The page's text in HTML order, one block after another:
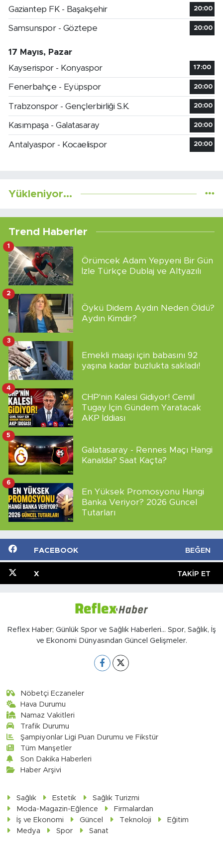
Gaziantep FK - Başakşehir 20:00
Samsunspor - Göztepe 20:00
17 Mayıs, Pazar
Kayserispor - Konyaspor
17:00
Fenerbahçe - Eyüpspor 20:00
Trabzonspor - Gençlerbirliği S.K. 20:00
Kasımpaşa - Galatasaray 20:00
Antalyaspor - Kocaelispor 20:00
Yükleniyor...
Trend Haberler
Örümcek Adam Yepyeni Bir Gün
İzle Türkçe Dublaj ve Altyazılı
1
Öykü Didem Aydın Neden Öldü?
Aydın Kimdir?
2
Emekli maaşı için babasını 92
yaşına kadar buzlukta sakladı!
3
CHP'nin Kalesi Gidiyor! Cemil
Tugay İçin Gündem Yaratacak
AKP İddiası
4
Galatasaray - Rennes Maçı Hangi
Kanalda? Saat Kaçta?
5
En Yüksek Promosyonu Hangi
Banka Veriyor? 2026 Güncel
Tutarları
6
FACEBOOK BEĞEN
X TAKIP ET
Reflex Haber; Günlük Spor ve Sağlık Haberleri... Spor, Sağlık, İş
ve Ekonomi Dünyasından Güncel Gelişmeler.
Nöbetçi Eczaneler
Hava Durumu
Namaz Vakitleri
Trafik Durumu
Şampiyonlar Ligi Puan Durumu ve Fikstür
Tüm Manşetler
Son Dakika Haberleri
Haber Arşivi
Sağlık Estetik
Sağlık Turizmi
Moda-Magazin-Eğlence
Firmalardan
İş ve Ekonomi
Güncel Teknoloji
Eğitim
Medya
Spor Sanat